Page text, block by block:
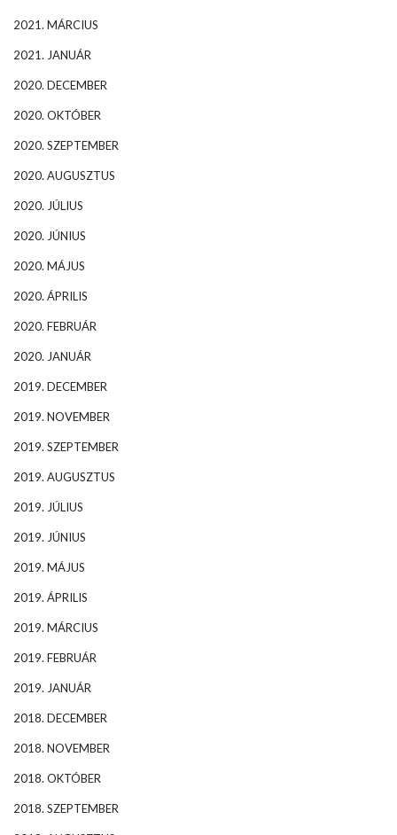
2021. MÁRCIUS
2021. JANUÁR
2020. DECEMBER
2020. OKTÓBER
2020. SZEPTEMBER
2020. AUGUSZTUS
2020. JÚLIUS
2020. JÚNIUS
2020. MÁJUS
2020. ÁPRILIS
2020. FEBRUÁR
2020. JANUÁR
2019. DECEMBER
2019. NOVEMBER
2019. SZEPTEMBER
2019. AUGUSZTUS
2019. JÚLIUS
2019. JÚNIUS
2019. MÁJUS
2019. ÁPRILIS
2019. MÁRCIUS
2019. FEBRUÁR
2019. JANUÁR
2018. DECEMBER
2018. NOVEMBER
2018. OKTÓBER
2018. SZEPTEMBER